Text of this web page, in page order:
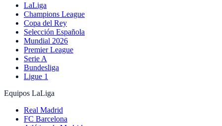
LaLiga
Champions League
Copa del Rey
Selección Española
Mundial 2026
Premier League
Serie A
Bundesliga
Ligue 1
Equipos LaLiga
Real Madrid
FC Barcelona